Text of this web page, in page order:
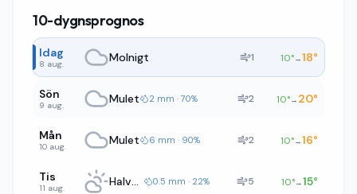
10-dygnsprognos
Idag
8 aug. Molnigt 1 10°→18°
Sön
9 aug. Mulet 2 mm · 70% 2 10°→ 20°
Mån
10 aug. Mulet 6 mm · 90% 2 10°→16°
Tis
11 aug. Halvklart 0.5 mm · 22% 5 10°→15°